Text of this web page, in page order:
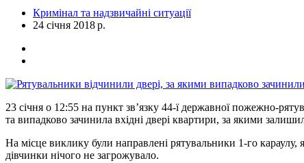
Кримінал та надзвичайні ситуації
24 січня 2018 р.
23 січня о 12:55 на пункт зв’язку 44-ї державної пожежно-
та випадково зачинила вхідні двері квартири, за якими
На місце виклику були направлені рятувальники 1-го
дівчинки нічого не загрожувало.